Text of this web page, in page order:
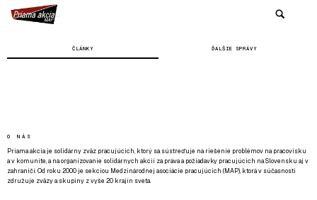
ČLÁNKY ĎALŠIE SPRÁVY
O NÁS
Priama akcia je solidárny zväz pracujúcich, ktorý sa sústreďuje na riešenie problémov na pracovisku
a v komunite, a na organizovanie solidárnych akcií za práva a požiadavky pracujúcich na Slovensku aj v
zahraničí. Od roku 2000 je sekciou Medzinárodnej asociácie pracujúcich (MAP), ktorá v súčasnosti
združuje zväzy a skupiny z vyše 20 krajín sveta.